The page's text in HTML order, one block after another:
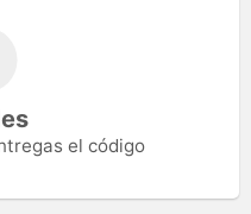
el código